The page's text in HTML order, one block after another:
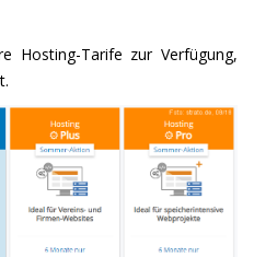
Hosting-Tarife zur Verfügung,